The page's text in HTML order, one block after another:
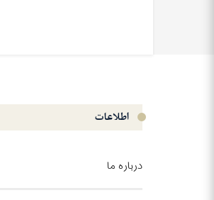
اطلاعات
درباره ما